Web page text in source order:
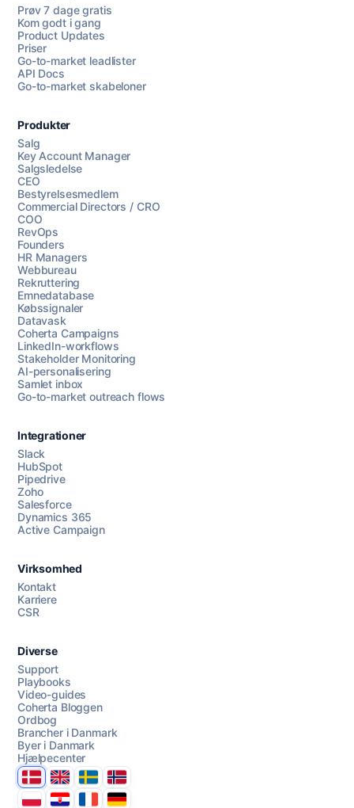
Chat med os
AI Campaign Assist
Prøv 7 dage gratis
Kom godt i gang
Product Updates
Priser
Go-to-market leadlister
API Docs
Go-to-market skabeloner
Produkter
Salg
Key Account Manager
Salgsledelse
CEO
Bestyrelsesmedlem
Commercial Directors / CRO
COO
RevOps
Founders
HR Managers
Webbureau
Rekruttering
Emnedatabase
Købssignaler
Datavask
Coherta Campaigns
LinkedIn-workflows
Stakeholder Monitoring
AI-personalisering
Samlet inbox
Go-to-market outreach flows
Integrationer
Slack
HubSpot
Pipedrive
Zoho
Salesforce
Dynamics 365
Active Campaign
Virksomhed
Kontakt
Karriere
CSR
Diverse
Support
Playbooks
Video-guides
Coherta Bloggen
Ordbog
Brancher i Danmark
Byer i Danmark
Hjælpecenter
DanmarkUnited Kingdom
SverigeNorge
PolskaHrvatskaFranceDeutschland